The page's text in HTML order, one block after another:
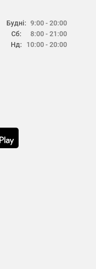
Будні:
Сб:
Нд:
9:00 - 20:00
8:00 - 21:00
10:00 - 20:00